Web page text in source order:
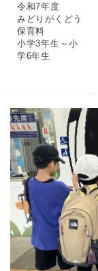
令和7年度
みどりがくどう
保育料
小学3年生～小
学6年生